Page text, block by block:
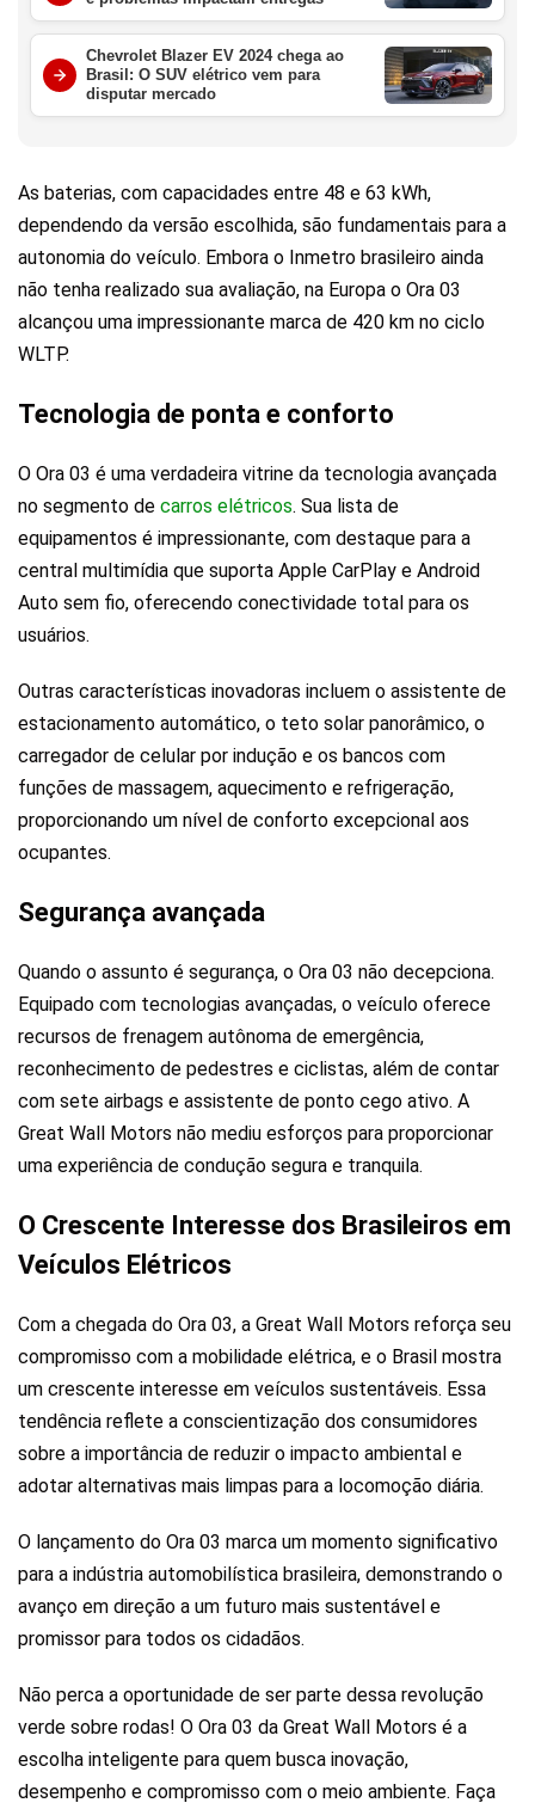
Chevrolet Blazer EV 2024 chega ao
Brasil: O SUV elétrico vem para
disputar mercado
As baterias, com capacidades entre 48 e 63 kWh,
dependendo da versão escolhida, são fundamentais para a
autonomia do veículo. Embora o Inmetro brasileiro ainda
não tenha realizado sua avaliação, na Europa o Ora 03
alcançou uma impressionante marca de 420 km no ciclo
WLTP.
Tecnologia de ponta e conforto
O Ora 03 é uma verdadeira vitrine da tecnologia avançada
no segmento de carros elétricos. Sua lista de
equipamentos é impressionante, com destaque para a
central multimídia que suporta Apple CarPlay e Android
Auto sem fio, oferecendo conectividade total para os
usuários.
Outras características inovadoras incluem o assistente de
estacionamento automático, o teto solar panorâmico, o
carregador de celular por indução e os bancos com
funções de massagem, aquecimento e refrigeração,
proporcionando um nível de conforto excepcional aos
ocupantes.
Segurança avançada
Quando o assunto é segurança, o Ora 03 não decepciona.
Equipado com tecnologias avançadas, o veículo oferece
recursos de frenagem autônoma de emergência,
reconhecimento de pedestres e ciclistas, além de contar
com sete airbags e assistente de ponto cego ativo. A
Great Wall Motors não mediu esforços para proporcionar
uma experiência de condução segura e tranquila.
O Crescente Interesse dos Brasileiros em
Veículos Elétricos
Com a chegada do Ora 03, a Great Wall Motors reforça seu
compromisso com a mobilidade elétrica, e o Brasil mostra
um crescente interesse em veículos sustentáveis. Essa
tendência reflete a conscientização dos consumidores
sobre a importância de reduzir o impacto ambiental e
adotar alternativas mais limpas para a locomoção diária.
O lançamento do Ora 03 marca um momento significativo
para a indústria automobilística brasileira, demonstrando o
avanço em direção a um futuro mais sustentável e
promissor para todos os cidadãos.
Não perca a oportunidade de ser parte dessa revolução
verde sobre rodas! O Ora 03 da Great Wall Motors é a
escolha inteligente para quem busca inovação,
desempenho e compromisso com o meio ambiente. Faça